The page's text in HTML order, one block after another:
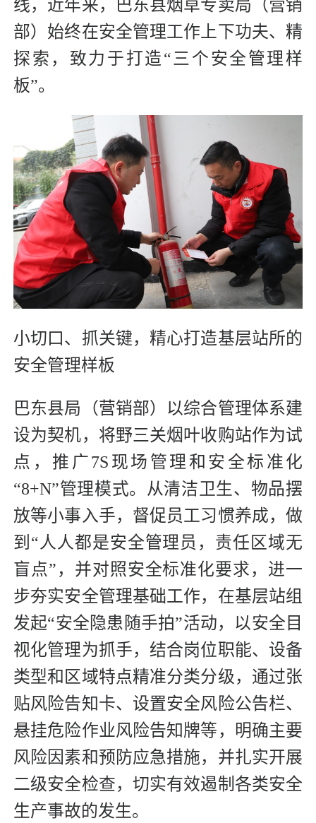
线，近年来，巴东县烟草专卖局（营销
部）始终在安全管理工作上下功夫、精
探索，致力于打造“三个安全管理样
板”。
小切口、抓关键，精心打造基层站所的
安全管理样板
巴东县局（营销部）以综合管理体系建
设为契机，将野三关烟叶收购站作为试
点，推广7S现场管理和安全标准化
“8+N”管理模式。从清洁卫生、物品摆
放等小事入手，督促员工习惯养成，做
到“人人都是安全管理员，责任区域无
盲点”，并对照安全标准化要求，进一
步夯实安全管理基础工作，在基层站组
发起“安全隐患随手拍”活动，以安全目
视化管理为抓手，结合岗位职能、设备
类型和区域特点精准分类分级，通过张
贴风险告知卡、设置安全风险公告栏、
悬挂危险作业风险告知牌等，明确主要
风险因素和预防应急措施，并扎实开展
二级安全检查，切实有效遏制各类安全
生产事故的发生。